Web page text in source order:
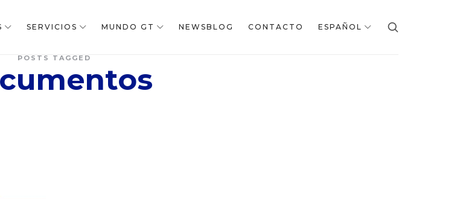
SERVICIOS MUNDO GT NEWSBLOG CONTACTO ESPAÑOL
POSTS TAGGED